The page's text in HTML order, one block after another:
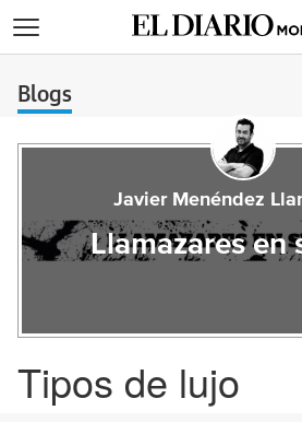
Blogs
Javier Menéndez
Llamazares en
Tipos de lujo